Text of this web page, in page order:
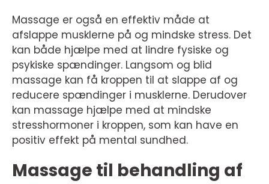
Massage er også en effektiv måde at
afslappe musklerne på og mindske stress. Det
kan både hjælpe med at lindre fysiske og
psykiske spændinger. Langsom og blid
massage kan få kroppen til at slappe af og
reducere spændinger i musklerne. Derudover
kan massage hjælpe med at mindske
stresshormoner i kroppen, som kan have en
positiv effekt på mental sundhed.
Massage til behandling af